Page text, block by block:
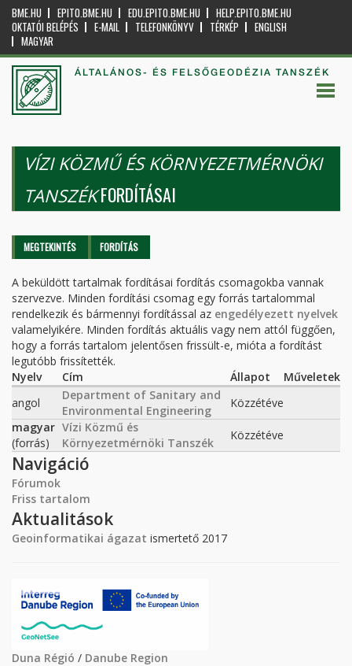
BME.HU EPITO.BME.HU EDU.EPITO.BME.HU
HELP.EPITO.BME.HU
OKTATÓI BELÉPÉS
E-MAIL TELEFONKÖNYV TÉRKÉP
ENGLISH
MAGYAR
ÁLTALÁNOS- ÉS FELSŐGEODÉZIA TANSZÉK
VÍZI KÖZMŰ ÉS KÖRNYEZETMÉRNÖKI
TANSZÉKFORDÍTÁSAI
Elsődleges fülek
MEGTEKINTÉS FORDÍTÁS
A beküldött tartalmak fordításai fordítás csomagokba vannak
szervezve. Minden fordítási csomag egy forrás tartalommal
rendelkezik és bármennyi fordítással az engedélyezett nyelvek
valamelyikére. Minden fordítás aktuális vagy nem attól függően,
hogy a forrás tartalom jelentősen frissült-e, mióta a fordítást
legutóbb frissítették.
Nyelv
Cím Állapot
Műveletek
angol
Department of Sanitary and
Environmental Engineering
Közzétéve
magyar
(forrás)
Vízi Közmű és
Környezetmérnöki Tanszék
Közzétéve
Navigáció
Fórumok
Friss tartalom
Aktualitások
Geoinformatikai ágazat ismertető 2017
Duna Régió / Danube Region